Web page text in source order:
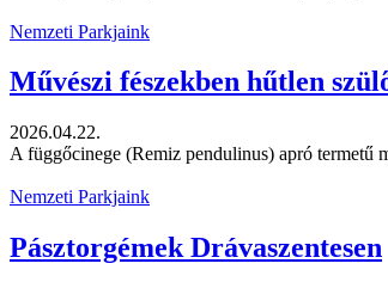
Nemzeti Parkjaink
Művészi fészekben hűtlen
2026.04.22.
A függőcinege (Remiz pendulinus) apró termetű
Nemzeti Parkjaink
Pásztorgémek Drávaszentesen